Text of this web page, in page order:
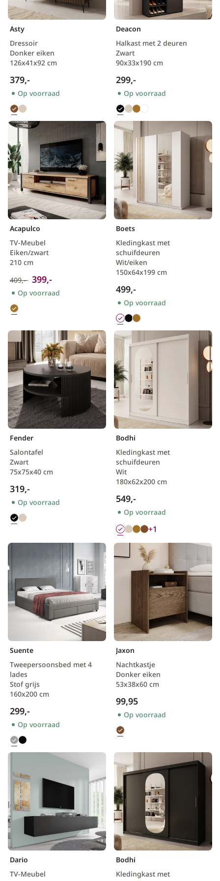
Scandinavisch
Asty
Dressoir
Donker eiken
126x41x92 cm
379,-
Op voorraad
Deacon
Halkast met 2 deuren
Zwart
90x33x190 cm
299,-
Op voorraad
Acapulco
TV-Meubel
Eiken/zwart
210 cm
409,- 399,-
Op voorraad
Boets
Kledingkast met
schuifdeuren
Wit/eiken
150x64x199 cm
499,-
Op voorraad
Fender
Salontafel
Zwart
75x75x40 cm
319,-
Op voorraad
Bodhi
Kledingkast met
schuifdeuren
Wit
180x62x200 cm
549,-
Op voorraad
+1
Suente
Tweepersoonsbed met 4
lades
Stof grijs
160x200 cm
299,-
Op voorraad
Jaxon
Nachtkastje
Donker eiken
53x38x60 cm
99,95
Op voorraad
Dario
TV-Meubel
Bodhi
Kledingkast met